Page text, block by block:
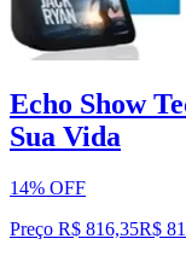
Echo Show
Sua Vida
14% OFF
Preço R$ 816,35R$